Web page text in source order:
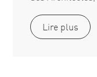
Lire plus